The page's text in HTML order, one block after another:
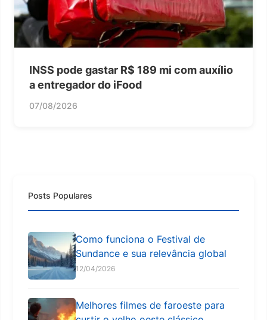
INSS pode gastar R$ 189 mi com auxílio
a entregador do iFood
07/08/2026
Posts Populares
Como funciona o Festival de
Sundance e sua relevância global
12/04/2026
Melhores filmes de faroeste para